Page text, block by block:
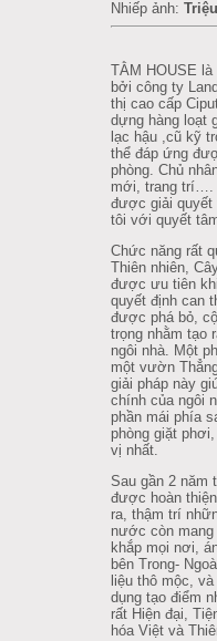
Nhiếp ảnh:
TẰM HOUSE
bởi công ty
thị cao cấp
dựng hàng loạt
lạc hậu ,cũ kỹ
thể đáp ứng
phòng. Chủ
mới, trang trí….
được giải quyết
tôi với quyết
Chức năng rất
Thiên nhiên,
được ưu tiên
quyết định can
được phá bỏ,
trọng nhằm tạo
ngôi nhà. Một
một vườn
giải pháp này
chính của ngôi
phần mái phía
phòng giặt
vị nhất.
Sau gần 2 năm
được hoàn
ra, thậm trí
nước còn
khắp mọi nơi,
bên Trong-
liệu thô mộc,
dụng tạo điểm
rất Hiện đại,
hóa Việt và